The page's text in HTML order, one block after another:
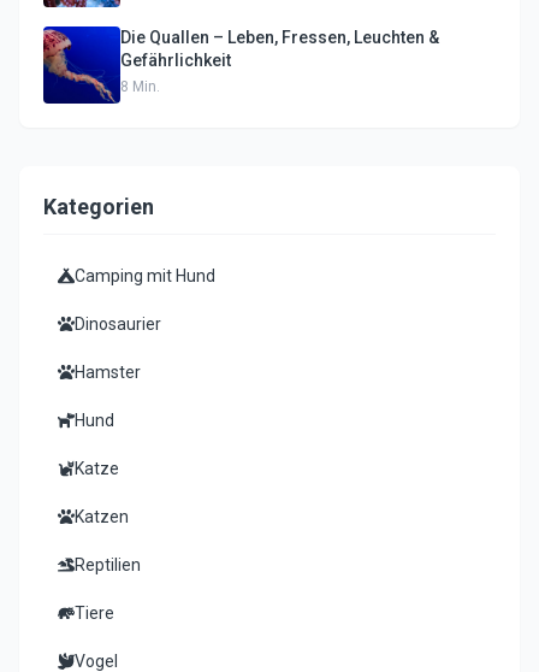
Die Quallen – Leben, Fressen, Leuchten &
Gefährlichkeit
8 Min.
Kategorien
Camping mit Hund
Dinosaurier
Hamster
Hund
Katze
Katzen
Reptilien
Tiere
Vogel